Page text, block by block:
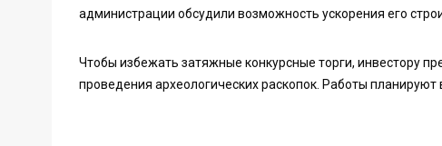
администрации обсудили возможность ускорения его
Чтобы избежать затяжные конкурсные торги, инвестору
проведения археологических раскопок. Работы планируют